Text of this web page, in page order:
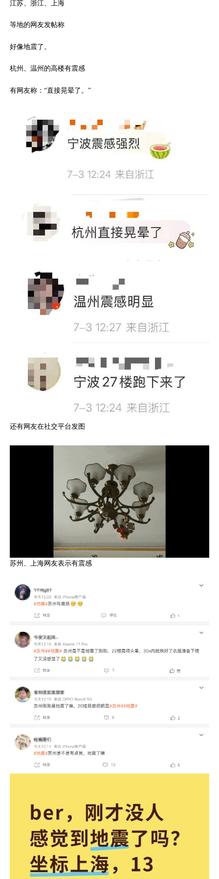
江苏、浙江、上海
等地的网友发帖称
好像地震了。
杭州、温州的高楼有震感
有网友称：“直接晃晕了。”
还有网友在社交平台发图
苏州、上海网友表示有震感